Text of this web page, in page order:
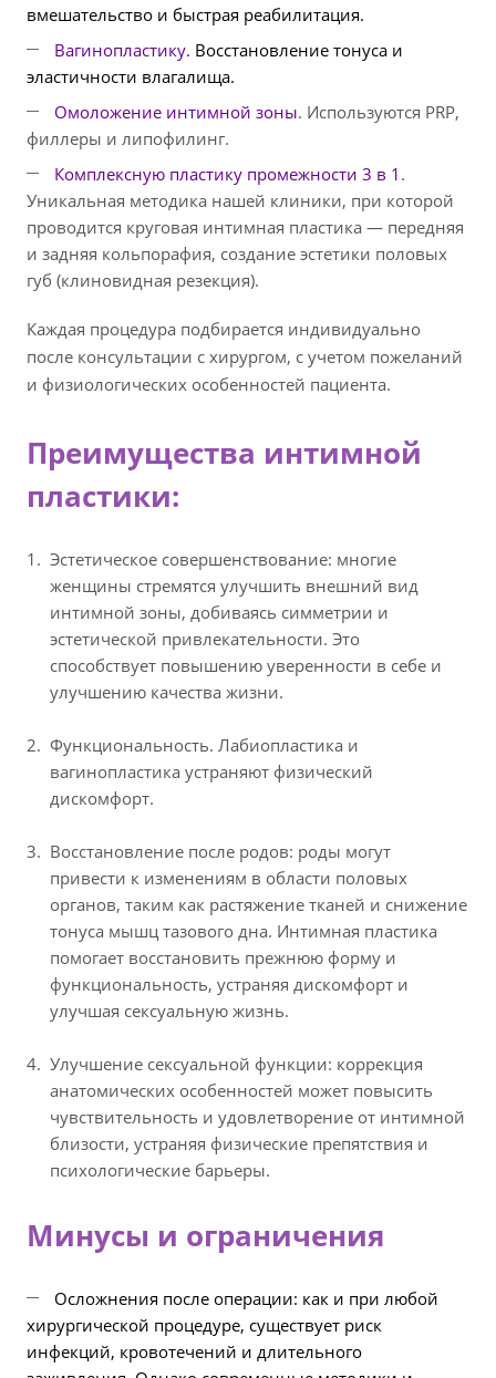
вмешательство и быстрая реабилитация.
Вагинопластику. Восстановление тонуса и
эластичности влагалища.
Омоложение интимной зоны. Используются PRP,
филлеры и липофилинг.
Комплексную пластику промежности 3 в 1 .
Уникальная методика нашей клиники, при которой
проводится круговая интимная пластика — передняя
и задняя кольпорафия, создание эстетики половых
губ (клиновидная резекция).
Каждая процедура подбирается индивидуально
после консультации с хирургом, с учетом пожеланий
и физиологических особенностей пациента.
Преимущества интимной
пластики:
Эстетическое совершенствование: многие
женщины стремятся улучшить внешний вид
интимной зоны, добиваясь симметрии и
эстетической привлекательности. Это
способствует повышению уверенности в себе и
улучшению качества жизни.
Функциональность. Лабиопластика и
вагинопластика устраняют физический
дискомфорт.
Восстановление после родов: роды могут
привести к изменениям в области половых
органов, таким как растяжение тканей и снижение
тонуса мышц тазового дна. Интимная пластика
помогает восстановить прежнюю форму и
функциональность, устраняя дискомфорт и
улучшая сексуальную жизнь.
Улучшение сексуальной функции: коррекция
анатомических особенностей может повысить
чувствительность и удовлетворение от интимной
близости, устраняя физические препятствия и
психологические барьеры.
Минусы и ограничения
Осложнения после операции: как и при любой
хирургической процедуре, существует риск
инфекций, кровотечений и длительного